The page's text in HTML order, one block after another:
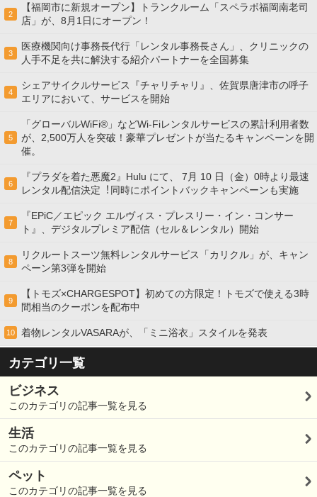
2
【福岡市に新規オープン】トランクルーム「スペラボ福岡南老司
店」が、8月1日にオープン！
3
医療機関向け事務長代行「レンタル事務長さん」、クリニックの
人手不足を共に解決する紹介パートナーを全国募集
4
シェアサイクルサービス『チャリチャリ』、佐賀県唐津市の呼子
エリアにおいて、サービスを開始
5
「グローバルWiFi®」などWi-Fiレンタルサービスの累計利用者数
が、2,500万人を突破！豪華プレゼントが当たるキャンペーンを開
催。
6
『プラダを着た悪魔2』Hulu にて、 7⽉ 10 ⽇（金）0時より最速
レンタル配信決定︕同時にポイントバックキャンペーンも実施
7
『EPiC／エピック エルヴィス・プレスリー・イン・コンサー
ト』、デジタルプレミア配信（セル＆レンタル）開始
8
リクルートスーツ無料レンタルサービス「カリクル」が、キャン
ペーン第3弾を開始
9
【トモズ×CHARGESPOT】初めての方限定！トモズで使える3時
間相当のクーポンを配布中
10 着物レンタルVASARAが、「ミニ浴衣」スタイルを発表
カテゴリ一覧
ビジネス
このカテゴリの記事一覧を見る
生活
このカテゴリの記事一覧を見る
ペット
このカテゴリの記事一覧を見る